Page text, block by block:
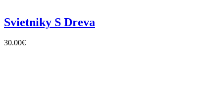
Svietniky S Dreva
30.00€